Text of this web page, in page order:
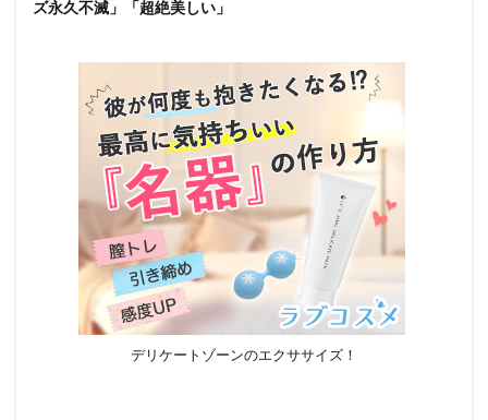
ズ永久不滅」「超絶美しい」
デリケートゾーンのエクササイズ！